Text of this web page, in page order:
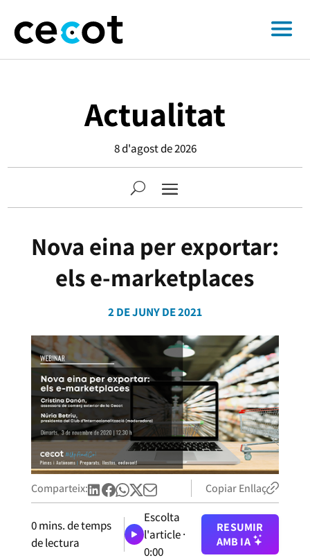
Actualitat
8 d'agost de 2026
Nova eina per exportar:
els e-marketplaces
2 DE JUNY DE 2021
Comparteix: Copiar Enllaç
0mins. de temps
de lectura
Escolta
l'article ·
0:00
RESUMIR
AMB IA